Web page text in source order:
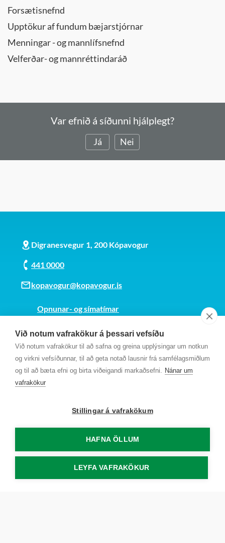
Við notum vafrakökur á þessari vefsíðu
Við notum vafrakökur til að safna og greina upplýsingar um notkun
og virkni vefsíðunnar, til að geta notað lausnir frá samfélagsmiðlum
og til að bæta efni og birta viðeigandi markaðsefni. Nánar um
vafrakökur
Stillingar á vafrakökum
HAFNA ÖLLUM
LEYFA VAFRAKÖKUR
Forsætisnefnd
Upptökur af fundum bæjarstjórnar
Menningar - og mannlífsnefnd
Velferðar- og mannréttindaráð
Var efnið á síðunni hjálplegt?
Já Nei
Digranesvegur 1, 200 Kópavogur
441 0000
kopavogur@kopavogur.is
Opnunar- og símatímar
Kt. 700169-3759
Fundarmannagátt